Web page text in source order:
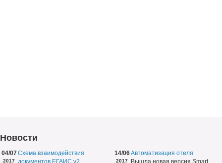
Новости
04/07
2017
Схема взаимодействия
документов ЕГАИС v2
14/06
2017
Автоматизация отеля
Вышла новая версия Smart